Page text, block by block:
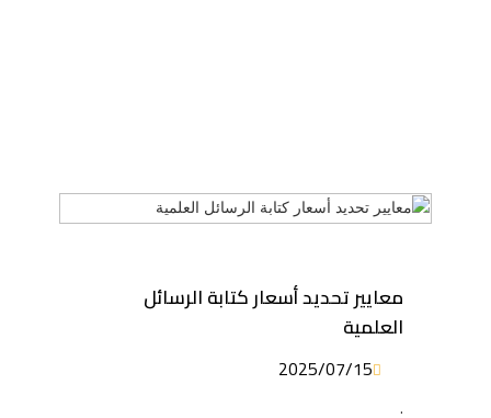
معايير تحديد أسعار كتابة الرسائل
العلمية
2025/07/15